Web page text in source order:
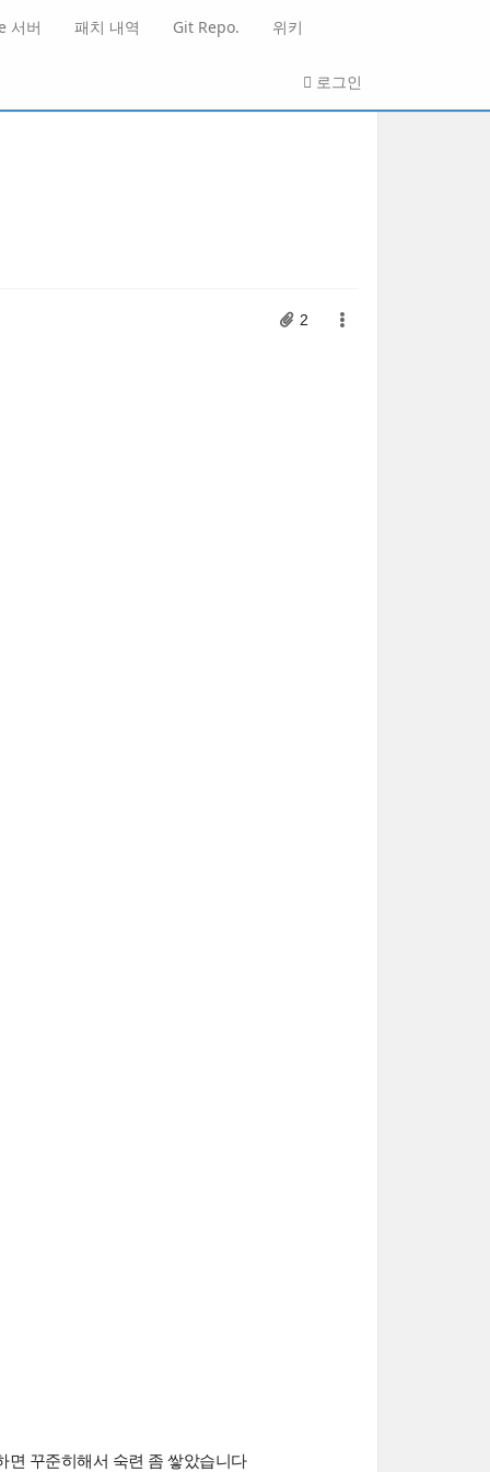
서버 패치 내역 Git Repo. 위키
로그인
2
면 꾸준히해서 숙련 좀 쌓았습니다